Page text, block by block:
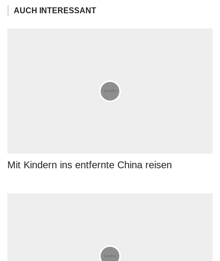
AUCH INTERESSANT
Mit Kindern ins entfernte China reisen